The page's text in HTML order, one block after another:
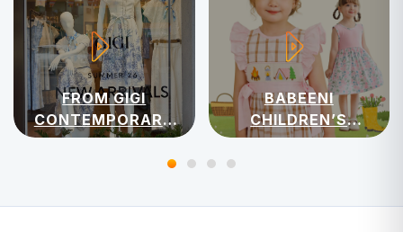
FROM GIGI
CONTEMPORARY
WOMENSWEAR
BABEENI
CHILDREN’S
APPAREL